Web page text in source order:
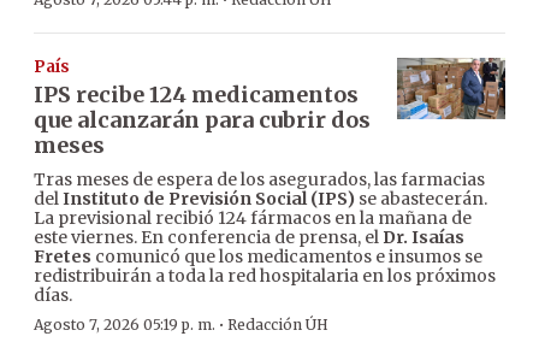
País
IPS recibe 124 medicamentos
que alcanzarán para cubrir dos
meses
Tras meses de espera de los asegurados, las farmacias
delInstituto de Previsión Social (IPS) se abastecerán.
La previsional recibió 124 fármacos en la mañana de
este viernes. En conferencia de prensa, el Dr. Isaías
Fretes comunicó que los medicamentos e insumos se
redistribuirán a toda la red hospitalaria en los próximos
días.
Agosto 7, 2026 05:19 p. m. · Redacción ÚH